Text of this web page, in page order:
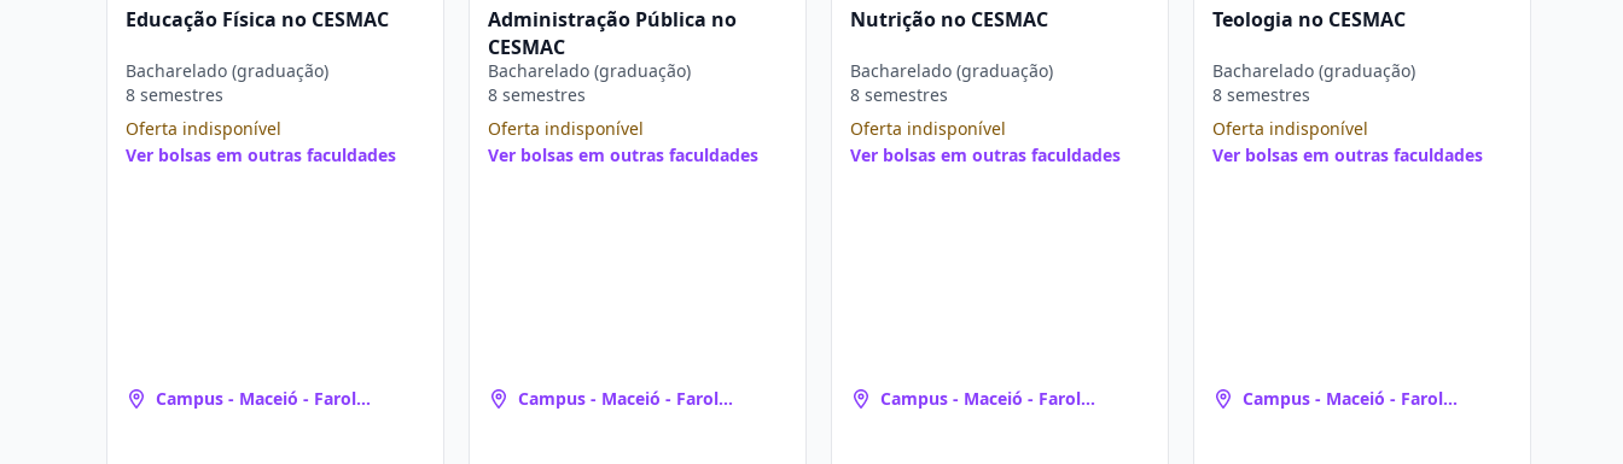
Educação Física no CESMAC
Bacharelado (graduação)
8 semestres
Oferta indisponível
Ver bolsas em outras faculdades
Campus - Maceió - Farol
Administração Pública no
CESMAC
Bacharelado (graduação)
8 semestres
Oferta indisponível
Ver bolsas em outras faculdades
Campus - Maceió - Farol
Nutrição no CESMAC
Bacharelado (graduação)
8 semestres
Oferta indisponível
Ver bolsas em outras faculdades
Campus - Maceió - Farol
Teologia no CESMAC
Bacharelado (graduação)
8 semestres
Oferta indisponível
Ver bolsas em outras faculdades
Campus - Maceió - Farol